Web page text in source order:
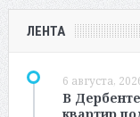
ЛЕНТА
6 августа,
В